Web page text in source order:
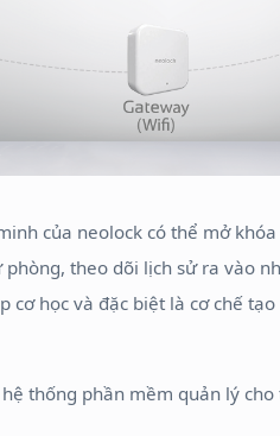
của neolock có thể mở
phòng, theo dõi lịch sử ra vào
cơ học và đặc biệt là cơ chế
thống phần mềm quản lý